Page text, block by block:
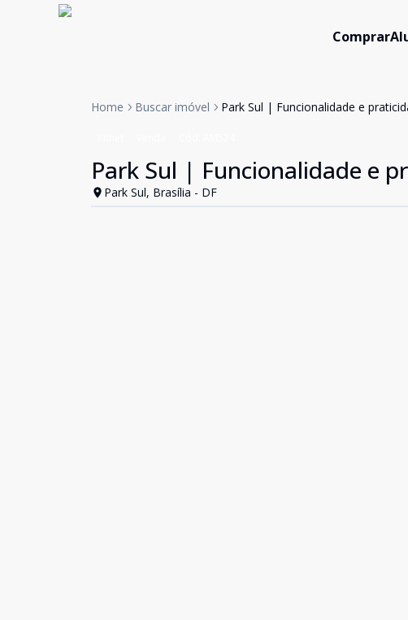
Comprar
Home Buscar imóvel Park Sul | Funcionalidade e
Park Sul | Funcionalidade e
Park Sul, Brasília - DF